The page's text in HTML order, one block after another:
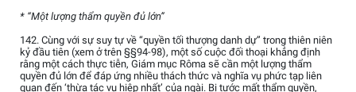
* “Một lượng thẩm quyền đủ lớn”
142. Cùng với sự suy tự về “quyền tối thượng danh dự” trong thiên niên
kỷ đầu tiên (xem ở trên §§94-98), một số cuộc đối thoại khẳng định
rằng một cách thực tiễn, Giám mục Rôma sẽ cần một lượng thẩm
quyền đủ lớn để đáp ứng nhiều thách thức và nghĩa vụ phức tạp liên
quan đến ‘thừa tác vụ hiệp nhất’ của ngài. Bị tước mất thẩm quyền,